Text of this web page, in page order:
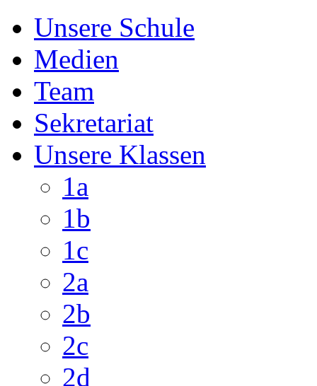
Unsere Schule
Medien
Team
Sekretariat
Unsere Klassen
1a
1b
1c
2a
2b
2c
2d